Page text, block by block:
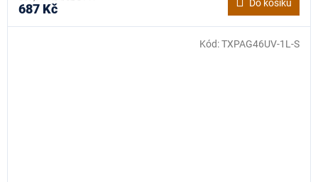
687 Kč Do košíku
Kód:TXPAG46UV-1L-S